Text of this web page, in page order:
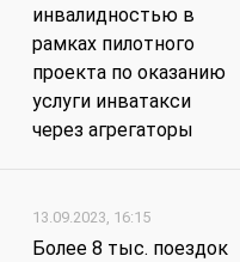
инвалидностью в
рамках пилотного
проекта по оказанию
услуги инватакси
через агрегаторы
13.09.2023, 16:15
Более 8 тыс. поездок